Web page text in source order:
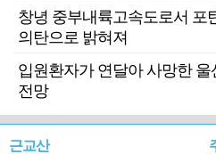
창녕 중부내륙고속도로서
의탄으로 밝혀져
입원환자가 연달아 사망한
전망
근교산